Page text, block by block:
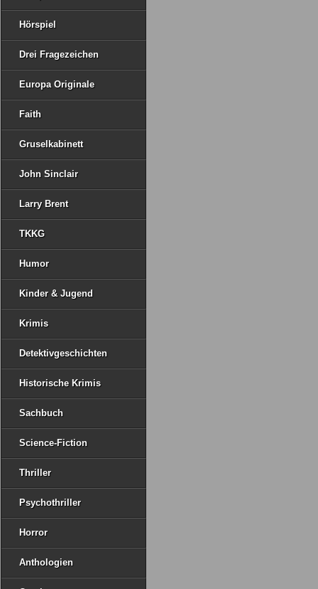
Hörspiel
Drei Fragezeichen
Europa Originale
Faith
Gruselkabinett
John Sinclair
Larry Brent
TKKG
Humor
Kinder & Jugend
Krimis
Detektivgeschichten
Historische Krimis
Sachbuch
Science-Fiction
Thriller
Psychothriller
Horror
Anthologien